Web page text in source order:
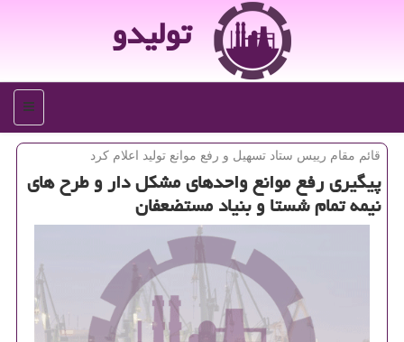
تولیدو
منو
قائم مقام رییس ستاد تسهیل و رفع موانع تولید اعلام كرد
پیگیری رفع موانع واحدهای مشكل دار و طرح های
نیمه تمام شستا و بنیاد مستضعفان